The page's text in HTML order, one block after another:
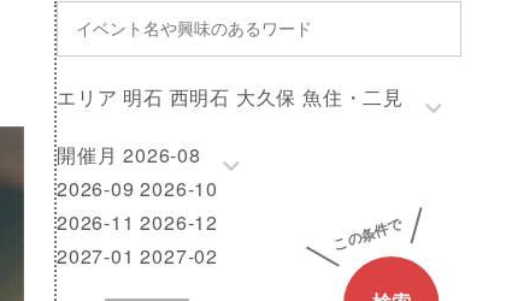
イ
ベ
ン
ト
名
や
興
味
の
エ
リ
ア
エリア 明石 西明石 大久保 魚住・二見
開
催
月
開催月 2026-08
2026-09 2026-10
2026-11 2026-12
2027-01 2027-02